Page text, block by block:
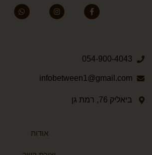
054-900-4043
infobetween1@gmail.com
ביאליק 76, רמת גן
אודות